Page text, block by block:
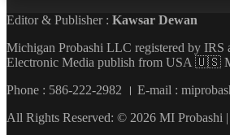
Editor & Publisher : Kawsar Dewan
Michigan Probashi LLC registered by IRS
Electronic Media publish from USA 🇺🇸
Phone : 586-222-2982 । E-mail :
All Rights Reserved: © 2026 MI Probashi